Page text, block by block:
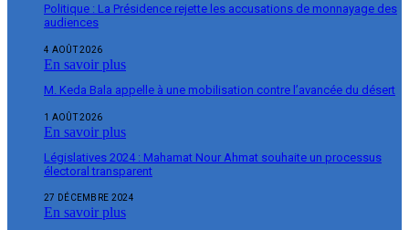
Politique : La Présidence rejette les accusations de monnayage des
audiences
4 AOÛT 2026
En savoir plus
M. Keda Bala appelle à une mobilisation contre l’avancée du désert
1 AOÛT 2026
En savoir plus
Législatives 2024 : Mahamat Nour Ahmat souhaite un processus
électoral transparent
27 DÉCEMBRE 2024
En savoir plus